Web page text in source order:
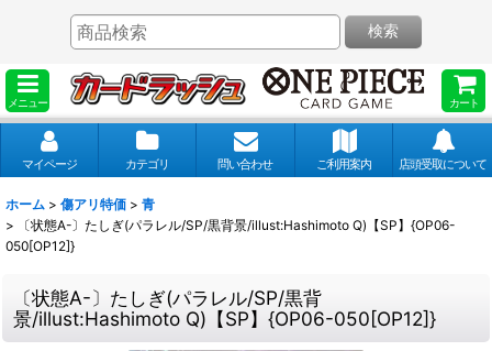
メニュー カート
検索
マイページ カテゴリ 問い合わせ ご利用案内 店頭受取について
ホーム > 傷アリ特価 > 青
>
〔状態A-〕たしぎ(パラレル/SP/黒背景/illust:Hashimoto Q)【SP】{OP06-
050[OP12]}
〔状態A-〕たしぎ(パラレル/SP/黒背
景/illust:Hashimoto Q)【SP】{OP06-050[OP12]}